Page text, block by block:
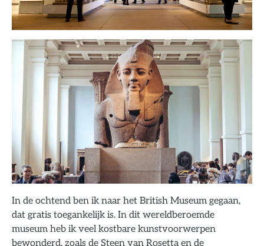
In de ochtend ben ik naar het British Museum gegaan,
dat gratis toegankelijk is. In dit wereldberoemde
museum heb ik veel kostbare kunstvoorwerpen
bewonderd, zoals de Steen van Rosetta en de